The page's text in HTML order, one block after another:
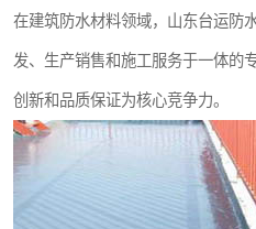
在建筑防水材料领域，山东台运防
发、生产销售和施工服务于一体的
创新和品质保证为核心竞争力。
聚乙烯丙纶复合防水卷材